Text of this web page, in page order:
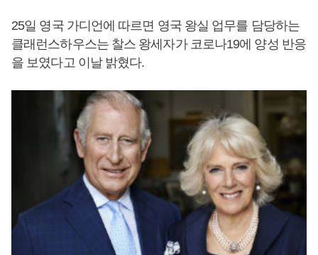
25일 영국 가디언에 따르면 영국 왕실 업무를 담당하는
클래런스하우스는 찰스 왕세자가 코로나19에 양성 반응
을 보였다고 이날 밝혔다.